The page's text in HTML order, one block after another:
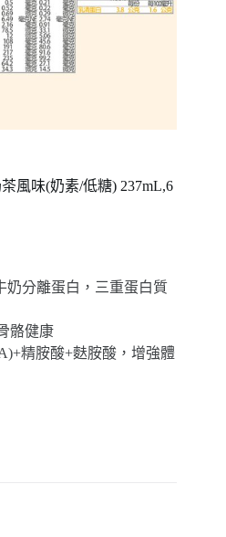
風味(奶素/低糖) 237mL,6
奶分離蛋白，三重蛋白質
骼健康
精胺酸+麩胺酸，增強體